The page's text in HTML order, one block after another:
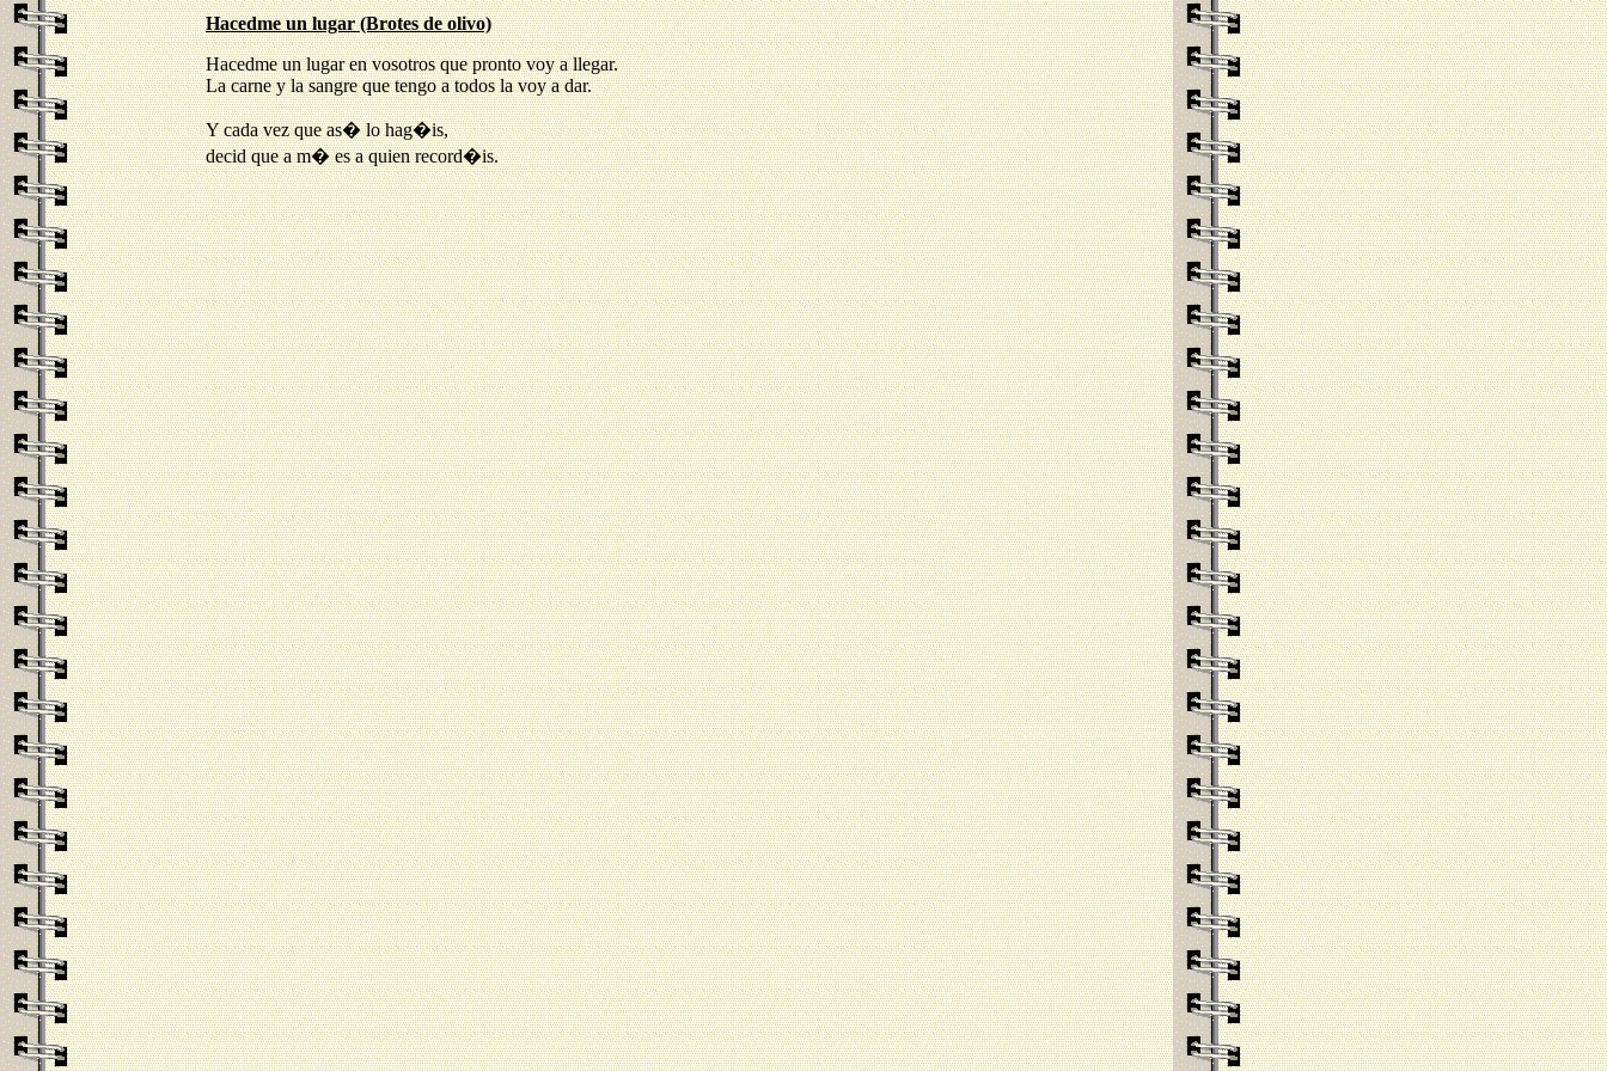
Hacedme un lugar (Brotes de olivo)
Hacedme un lugar en vosotros que pronto voy a llegar.
La carne y la sangre que tengo a todos la voy a dar.
Y cada vez que as� lo hag�is,
decid que a m� es a quien record�is.